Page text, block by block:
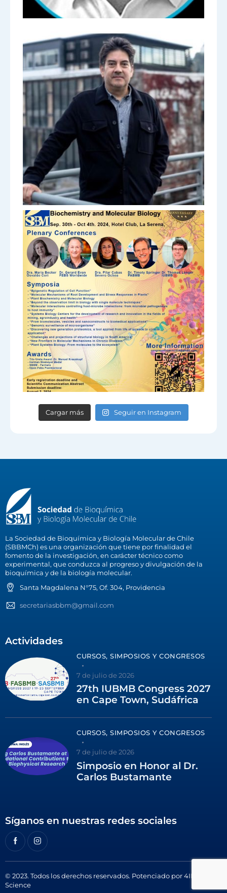
Cargar más Seguir en Instagram
La Sociedad de Bioquímica y Biología Molecular de Chile
(SBBMCh) es una organización que tiene por finalidad el
fomento de la investigación, en carácter técnico como
experimental, que conduzca al progreso y divulgación de la
bioquímica y de la biología molecular.
Santa Magdalena N°75, Of. 304, Providencia
secretariasbbm@gmail.com
Actividades
CURSOS, SIMPOSIOS Y CONGRESOS
7 de julio de 2026
27th IUBMB Congress 2027
en Cape Town, Sudáfrica
CURSOS, SIMPOSIOS Y CONGRESOS
7 de julio de 2026
Simposio en Honor al Dr.
Carlos Bustamante
Síganos en nuestras redes sociales
© 2023. Todos los derechos reservados. Potenciado por4ID
Science